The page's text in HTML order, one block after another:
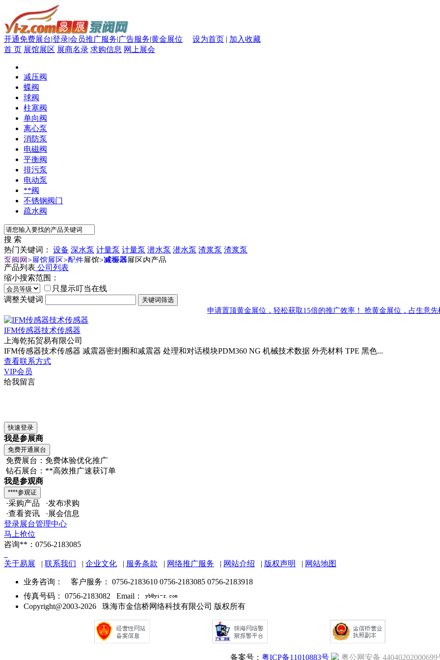
开通免费展台|登录|会员推广服务|广告服务|黄金展位 设为首页 | 加入收藏
首 页 展馆展区 展商名录 求购信息 网上展会
减压阀
蝶阀
球阀
柱塞阀
单向阀
离心泵
消防泵
电磁阀
平衡阀
排污泵
电动泵
**阀
不锈钢阀门
疏水阀
搜 索
热门关键词： 设备 深水泵 计量泵 计量泵 潜水泵 潜水泵 渣浆泵 渣浆泵
泵阀网>展馆展区>配件展馆>减振器展区内产品
产品列表 公司列表
缩小搜索范围：
只显示叮当在线
调整关键词
申请置顶黄金展位，轻松获取15倍的推广效率！ 抢黄金展位，占生意先
IFM传感器技术传感器
上海乾拓贸易有限公司
IFM传感器技术传感器 减震器密封圈和减震器 处理和对话模块PDM360 NG 机械技术数据 外壳材料 TPE 黑色...
查看联系方式
VIP会员
给我留言
我是参展商
免费展台：免费体验优化推广
钻石展台：**高效推广速获订单
我是参观商
·采购产品 ·发布求购
·查看资讯 ·展会信息
登录展台管理中心
马上抢位
咨询**：0756-2183085
关于易展 | 联系我们 | 企业文化 | 服务条款 | 网络推广服务 | 网站介绍 | 版权声明 | 网站地图
业务咨询：
客户服务： 0756-2183610 0756-2183085 0756-2183918
传真号码： 0756-2183082 Email：
Copyright@2003-2026 珠海市金信桥网络科技有限公司 版权所有
备案号： 粤ICP备11010883号 粤公网安备 44040202000699